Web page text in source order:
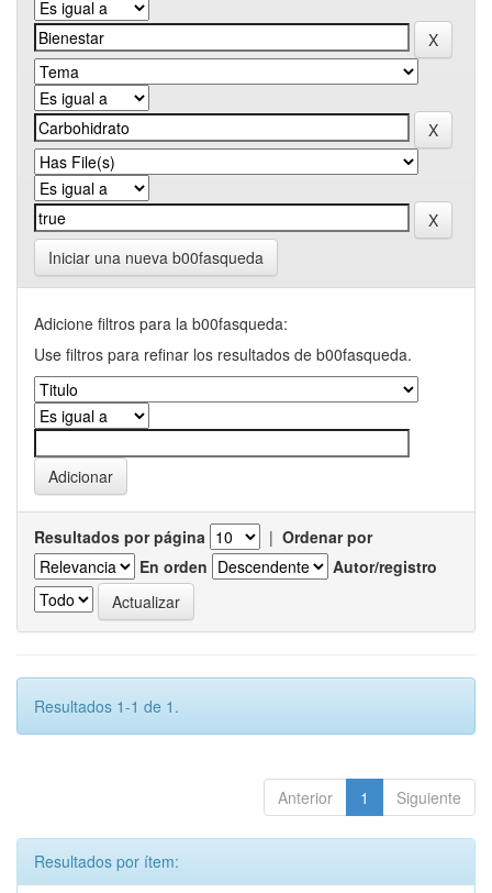
Iniciar una nueva b00fasqueda
Adicione filtros para la b00fasqueda:
Use filtros para refinar los resultados de b00fasqueda.
Resultados por página | Ordenar por
En orden
Autor/registro
Resultados 1-1 de 1.
Anterior 1 Siguiente
Resultados por ítem: